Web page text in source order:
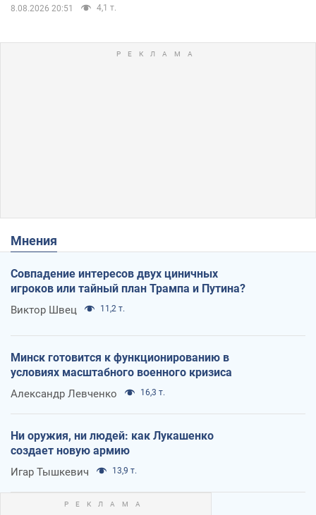
8.08.2026 20:51 4,1 т.
Мнения
Совпадение интересов двух циничных
игроков или тайный план Трампа и Путина?
Виктор Швец 11,2 т.
Минск готовится к функционированию в
условиях масштабного военного кризиса
Александр Левченко 16,3 т.
Ни оружия, ни людей: как Лукашенко
создает новую армию
Игар Тышкевич 13,9 т.